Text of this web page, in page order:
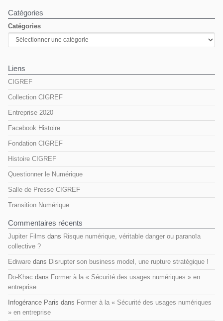
Catégories
Catégories
Liens
CIGREF
Collection CIGREF
Entreprise 2020
Facebook Histoire
Fondation CIGREF
Histoire CIGREF
Questionner le Numérique
Salle de Presse CIGREF
Transition Numérique
Commentaires récents
Jupiter Films dans Risque numérique, véritable danger ou paranoïa
collective ?
Ediwaredans Disrupter son business model, une rupture stratégique !
Do-Khac dans Former à la « Sécurité des usages numériques » en
entreprise
Infogérance Paris dans Former à la « Sécurité des usages numériques
» en entreprise